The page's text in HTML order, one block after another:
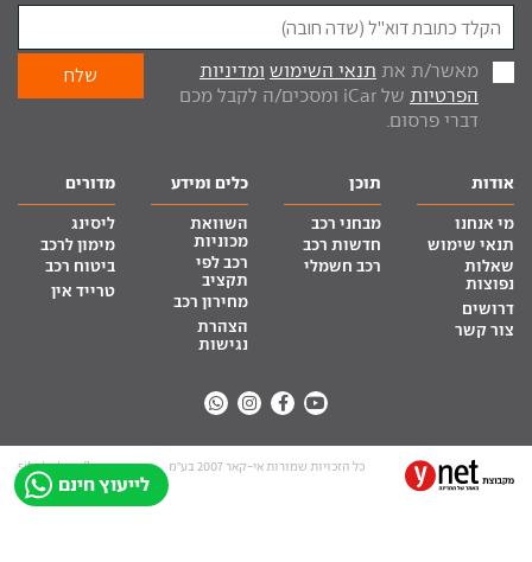
לייעוץ חינם
מאשר/ת את תנאי השימוש ומדיניות
הפרטיות
של iCar ומסכים/ה לקבל מכם
דברי פרסום.
אודות
מי אנחנו
תנאי שימוש
שאלות
נפוצות
דרושים
צור קשר
תוכן
מבחני רכב
חדשות רכב
רכב חשמלי
כלים ומידע
השוואת
מכוניות
רכב לפי
תקציב
מחירון רכב
הצהרת
נגישות
מדורים
ליסינג
מימון לרכב
ביטוח רכב
טרייד אין
כל הזכויות שמורות אי-קאר 2007 בע”מ site by tq.soft